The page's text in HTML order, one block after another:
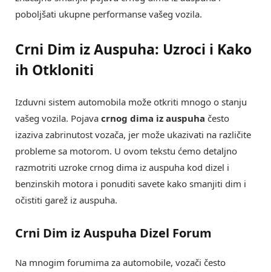
poboljšati ukupne performanse vašeg vozila.
Crni Dim iz Auspuha: Uzroci i Kako
ih Otkloniti
Izduvni sistem automobila može otkriti mnogo o stanju
vašeg vozila. Pojava crnog dima iz auspuha često
izaziva zabrinutost vozača, jer može ukazivati na različite
probleme sa motorom. U ovom tekstu ćemo detaljno
razmotriti uzroke crnog dima iz auspuha kod dizel i
benzinskih motora i ponuditi savete kako smanjiti dim i
očistiti garež iz auspuha.
Crni Dim iz Auspuha Dizel Forum
Na mnogim forumima za automobile, vozači često